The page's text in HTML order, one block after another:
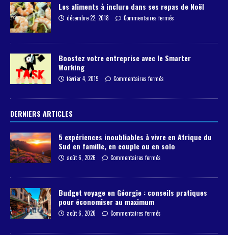
Les aliments à inclure dans ses repas de Noël
décembre 22, 2018 Commentaires fermés
Boostez votre entreprise avec le Smarter
Working
février 4, 2019 Commentaires fermés
DERNIERS ARTICLES
5 expériences inoubliables à vivre en Afrique du
Sud en famille, en couple ou en solo
août 6, 2026 Commentaires fermés
Budget voyage en Géorgie : conseils pratiques
pour économiser au maximum
août 6, 2026 Commentaires fermés